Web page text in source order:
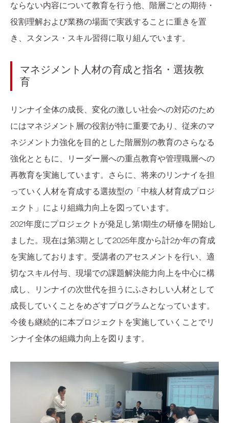
ならない内容について教育を行う他、階層ごとの期待・
役割理解および業務の場面で実践することに重きを置
き、スタンス・スキル習得に取り組んでいます。
マネジメント人材の育成と指名・選抜教
育
リンナイ全体の成長、変化の激しい社会への対応のため
にはマネジメント層の役割が特に重要であり、従来のマ
ネジメント力強化を目的とした階層別の教育のさらなる
強化とともに、リーダー層への重点教育や管理職層への
再教育を実施しています。さらに、将来のリンナイを担
っていく人材を育成する選抜型の「中核人材育成プロジ
ェクト」により組織力向上を図っています。
2021年度にプロジェクトが発足し第1期生の研修を開始し
ました。現在は第3期として2025年度から計2か年の育成
を実施しております。受講者のアセスメントを行い、適
切なスキル付与、現場での課題解決能力向上を中心に構
成し、リンナイの次世代を担うにふさわしい人材として
成長していくことをめざすプログラムとなっています。
今後も継続的に本プロジェクトを実施していくことでリ
ンナイ全体の組織力向上を図ります。